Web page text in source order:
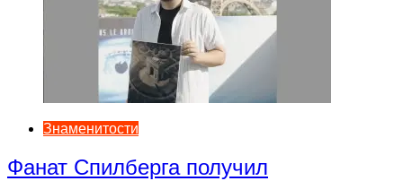
Знаменитости
Фанат Спилберга получил